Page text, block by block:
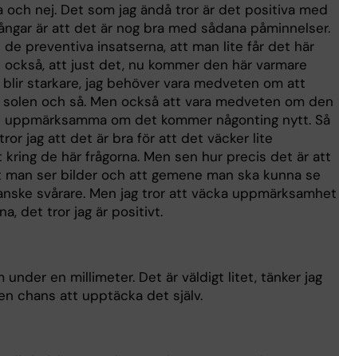
och nej. Det som jag ändå tror är det positiva med
är att det är nog bra med sådana påminnelser.
preventiva insatserna, att man lite får det här
också, att just det, nu kommer den här varmare
blir starkare, jag behöver vara medveten om att
och så. Men också att vara medveten om den
om det kommer någonting nytt. Så
jag att det är bra för att det väcker lite
kring de här frågorna. Men sen hur precis det är att
ser bilder och att gemene man ska kunna se
svårare. Men jag tror att väcka uppmärksamhet
det tror jag är positivt.
under en millimeter. Det är väldigt litet, tänker jag
chans att upptäcka det själv.